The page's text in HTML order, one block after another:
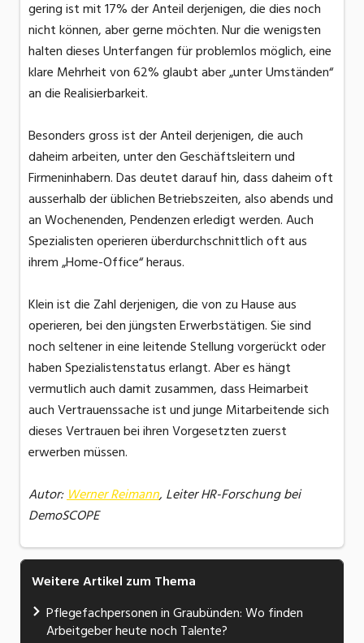
gering ist mit 17% der Anteil derjenigen, die dies noch
nicht können, aber gerne möchten. Nur die wenigsten
halten dieses Unterfangen für problemlos möglich, eine
klare Mehrheit von 62% glaubt aber „unter Umständen“
an die Realisierbarkeit.
Besonders gross ist der Anteil derjenigen, die auch
daheim arbeiten, unter den Geschäftsleitern und
Firmeninhabern. Das deutet darauf hin, dass daheim oft
ausserhalb der üblichen Betriebszeiten, also abends und
an Wochenenden, Pendenzen erledigt werden. Auch
Spezialisten operieren überdurchschnittlich oft aus
ihrem „Home-Office“ heraus.
Klein ist die Zahl derjenigen, die von zu Hause aus
operieren, bei den jüngsten Erwerbstätigen. Sie sind
noch seltener in eine leitende Stellung vorgerückt oder
haben Spezialistenstatus erlangt. Aber es hängt
vermutlich auch damit zusammen, dass Heimarbeit
auch Vertrauenssache ist und junge Mitarbeitende sich
dieses Vertrauen bei ihren Vorgesetzten zuerst
erwerben müssen.
Autor:Werner Reimann, Leiter HR-Forschung bei
DemoSCOPE
Weitere Artikel zum Thema
Pflegefachpersonen in Graubünden: Wo finden
Arbeitgeber heute noch Talente?